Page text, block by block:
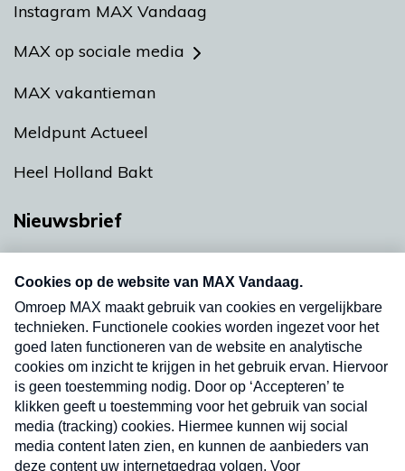
Instagram MAX Vandaag
MAX op sociale media
MAX vakantieman
Meldpunt Actueel
Heel Holland Bakt
Nieuwsbrief
nieuwsbrief. Elke vrijdag- en dinsdagochtend in
uw mailbox.
Verzend